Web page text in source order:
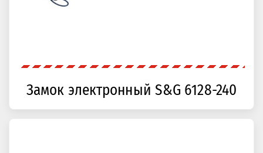
Замок электронный S&G 6128-240